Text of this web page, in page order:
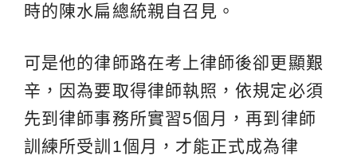
時的陳水扁總統親自召見。
可是他的律師路在考上律師後卻更顯艱
辛，因為要取得律師執照，依規定必須
先到律師事務所實習5個月，再到律師
訓練所受訓1個月，才能正式成為律